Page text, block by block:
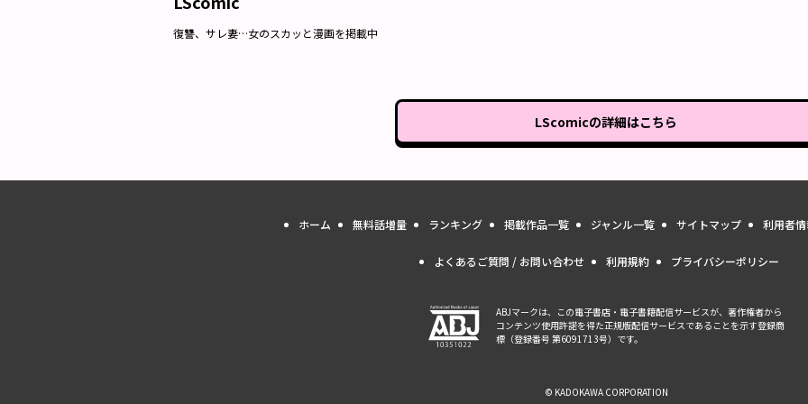
復讐、サレ妻…女のスカッと漫画を掲載中
LScomicの詳細はこちら
ホーム 無料話増量 ランキング 掲載作品一覧 ジャンル一覧 サイトマップ 利用者
よくあるご質問 / お問い合わせ 利用規約 プライバシーポリシー
ABJマークは、この電子書店・電子書籍配信サービスが、著作権者から
コンテンツ使用許諾を得た正規版配信サービスであることを示す登録商
標（登録番号 第6091713号）です。
© KADOKAWA CORPORATION